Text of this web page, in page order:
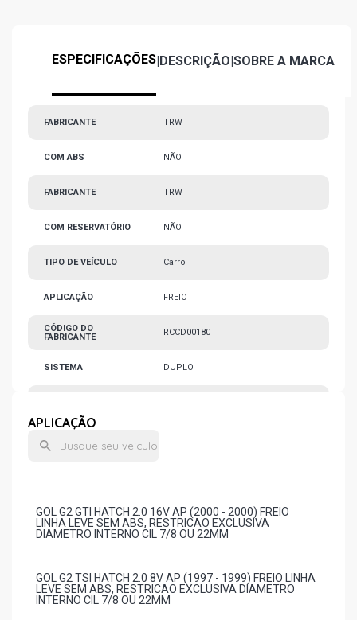
ESPECIFICAÇÕES|DESCRIÇÃO|SOBRE A MARCA
FABRICANTE TRW
COM ABS NÃO
FABRICANTE TRW
COM RESERVATÓRIO NÃO
TIPO DE VEÍCULO Carro
APLICAÇÃO FREIO
CÓDIGO DO
FABRICANTE
RCCD00180
SISTEMA DUPLO
APLICAÇÃO
GOL G2 GTI HATCH 2.0 16V AP (2000 - 2000) FREIO
LINHA LEVE SEM ABS, RESTRICAO EXCLUSIVA
DIAMETRO INTERNO CIL 7/8 OU 22MM
GOL G2 TSI HATCH 2.0 8V AP (1997 - 1999) FREIO LINHA
LEVE SEM ABS, RESTRICAO EXCLUSIVA DIAMETRO
INTERNO CIL 7/8 OU 22MM